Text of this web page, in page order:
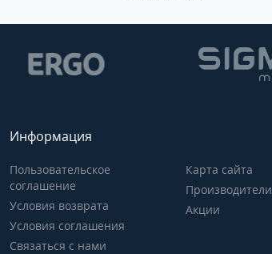
Информация
Пользовательское
соглашение
Условия возврата
Условия соглашения
Связаться с нами
Карта сайта
Производители
Акции